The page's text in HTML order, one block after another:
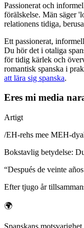
Passionerat och
förälskelse. Män säger
relationens tidiga,
Ett passionerat,
Du hör det i otaliga
för tidig kärlek och
romantisk spanska i
att lära sig spanska.
Eres mi media
Artigt
/EH-rehs mee MEH-
Bokstavlig betydelse:
“Después de veinte
Efter tjugo år
🌍
Spanskans